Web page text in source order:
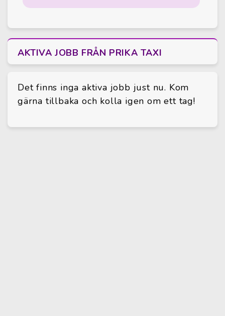
AKTIVA JOBB FRÅN PRIKA TAXI
Det finns inga aktiva jobb just nu. Kom
gärna tillbaka och kolla igen om ett tag!